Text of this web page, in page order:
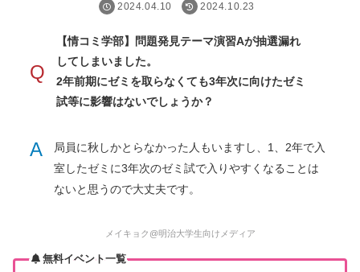
2024.04.10 2024.10.23
Q
【情コミ学部】問題発見テーマ演習Aが抽選漏れ
してしまいました。
2年前期にゼミを取らなくても3年次に向けたゼミ
試等に影響はないでしょうか？
A
局員に秋しかとらなかった人もいますし、1、2年で入
室したゼミに3年次のゼミ試で入りやすくなることは
ないと思うので大丈夫です。
メイキョク@明治大学生向けメディア
無料イベント一覧